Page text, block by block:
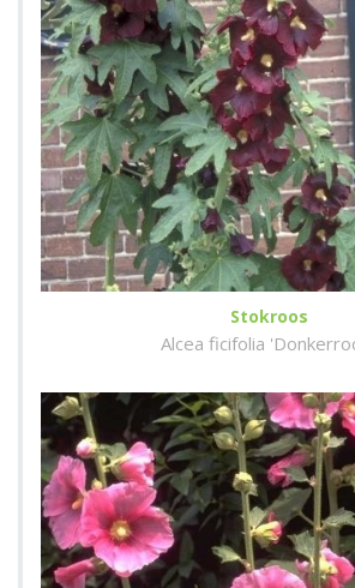
Stokroos
Alcea ficifolia